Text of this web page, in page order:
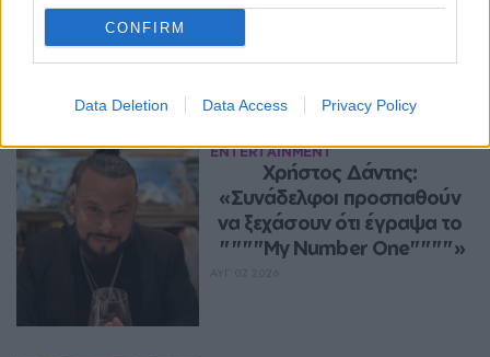
CONFIRM
Data Deletion Data Access Privacy Policy
Περισσότερα Θέματα
Entertainment
ENTERTAINMENT
Χρήστος Δάντης:
«Συνάδελφοι προσπαθούν
να ξεχάσουν ότι έγραψα το
""""My Number One""""»